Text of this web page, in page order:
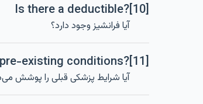
[10]
Is there a deductible?
آیا فرانشیز وجود دارد؟
[11]
existing conditions?
آیا شرایط پزشکی قبلی را پوشش